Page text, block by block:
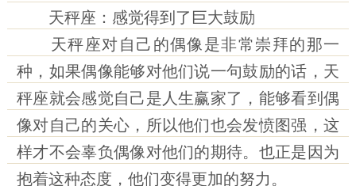
天秤座：感觉得到了巨大鼓励
天秤座对自己的偶像是非常崇拜的那一
种，如果偶像能够对他们说一句鼓励的话，天
秤座就会感觉自己是人生赢家了，能够看到偶
像对自己的关心，所以他们也会发愤图强，这
样才不会辜负偶像对他们的期待。也正是因为
抱着这种态度，他们变得更加的努力。